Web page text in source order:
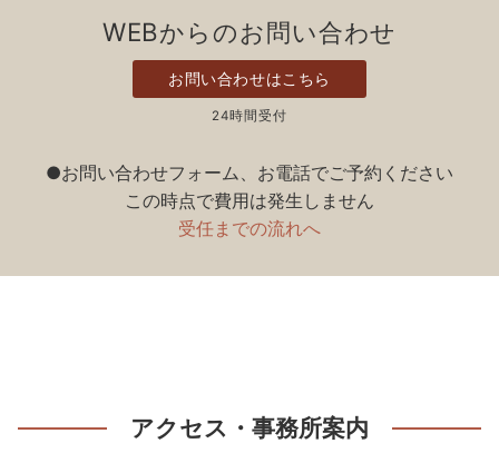
WEBからのお問い合わせ
お問い合わせはこちら
24時間受付
●お問い合わせフォーム、お電話でご予約ください
この時点で費用は発生しません
受任までの流れへ
アクセス・事務所案内